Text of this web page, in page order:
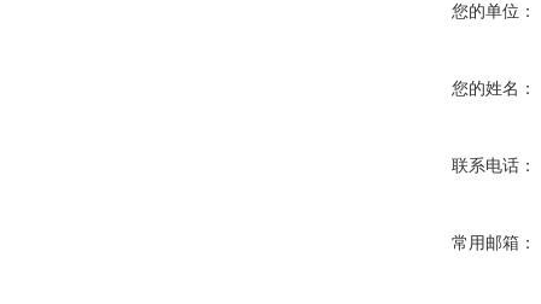
您的单位：
您的姓名：
联系电话：
常用邮箱：